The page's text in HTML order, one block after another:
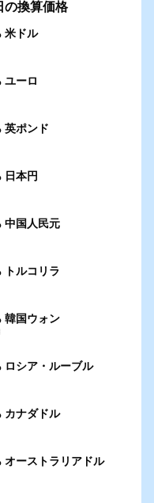
の換算価格
米ドル
ーロ
ポンド
本円
国人民元
ルコリラ
国ウォン
シア・ルーブル
ナダドル
ーストラリアドル